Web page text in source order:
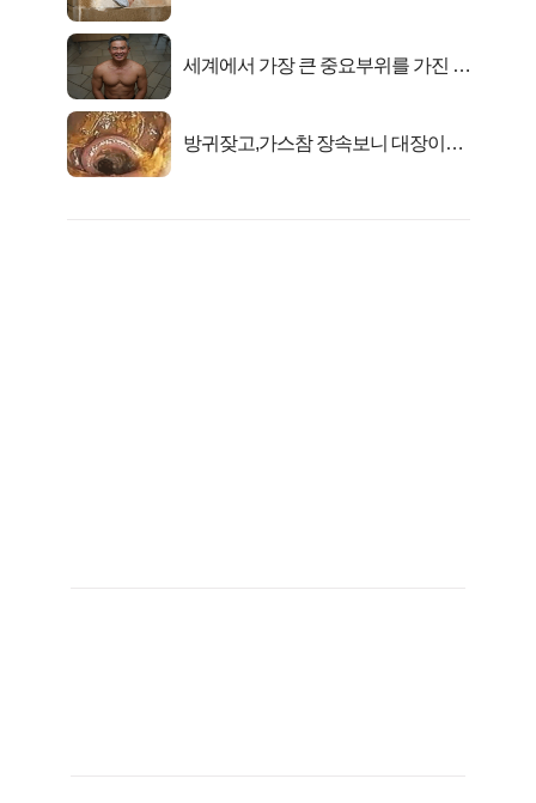
세계에서 가장 큰 중요부위를 가진 남
방귀잦고,가스참 장속보니 대장이아